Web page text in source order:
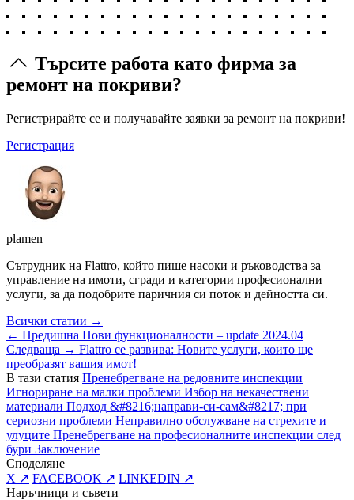
Търсите работа като фирма за
ремонт на покриви?
Регистрирайте се и получавайте заявки за ремонт на покриви!
Регистрация
plamen
Сътрудник на Flattro, който пише насоки и ръководства за
управление на имоти, сгради и категории професионални
услуги, за да подобрите паричния си поток и дейността си.
Всички статии →
← Предишна Нови функционалности – update 2024.04
Следваща → Flattro се развива: Новите услуги, които ще
преобразят вашия имот!
В тази статия Пренебрегване на редовните инспекции
Игнориране на малки проблеми Избор на некачествени
материали Подход &#8216;направи-си-сам&#8217; при
сериозни проблеми Неправилно обслужване на стрехите и
улуците Пренебрегване на професионалните инспекции след
бури Заключение
Споделяне
X ↗ FACEBOOK ↗ LINKEDIN ↗
Наръчници и съвети